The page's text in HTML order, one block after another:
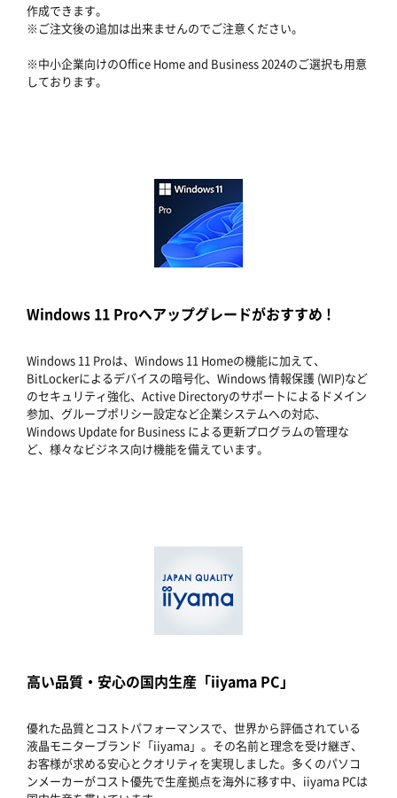
作成できます。
※ご注文後の追加は出来ませんのでご注意ください。
※中小企業向けのOffice Home and Business 2024のご選択も用意
しております。
Windows 11 Proへアップグレードがおすすめ !
Windows 11 Proは、Windows 11 Homeの機能に加えて、
BitLockerによるデバイスの暗号化、Windows 情報保護 (WIP)など
のセキュリティ強化、Active Directoryのサポートによるドメイン
参加、グループポリシー設定など企業システムへの対応、
Windows Update for Business による更新プログラムの管理な
ど、様々なビジネス向け機能を備えています。
高い品質・安心の国内生産「iiyama PC」
優れた品質とコストパフォーマンスで、世界から評価されている
液晶モニターブランド「iiyama」。その名前と理念を受け継ぎ、
お客様が求める安心とクオリティを実現しました。多くのパソコ
ンメーカーがコスト優先で生産拠点を海外に移す中、iiyama PCは